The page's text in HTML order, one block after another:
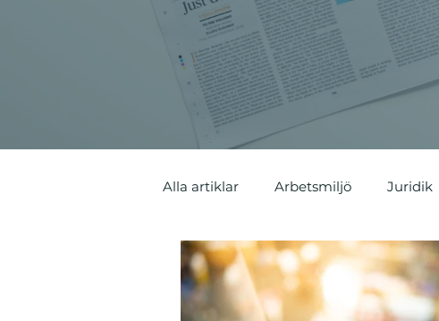
Alla artiklar Arbetsmiljö Juridik
Tvist Nyheter Entreprenad